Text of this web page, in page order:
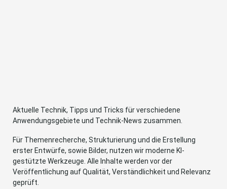
Aktuelle Technik, Tipps und Tricks für verschiedene
Anwendungsgebiete und Technik-News zusammen.
Für Themenrecherche, Strukturierung und die Erstellung
erster Entwürfe, sowie Bilder, nutzen wir moderne KI-
gestützte Werkzeuge. Alle Inhalte werden vor der
Veröffentlichung auf Qualität, Verständlichkeit und Relevanz
geprüft.